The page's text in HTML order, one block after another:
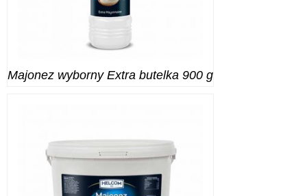
Majonez wyborny Extra butelka 900 g